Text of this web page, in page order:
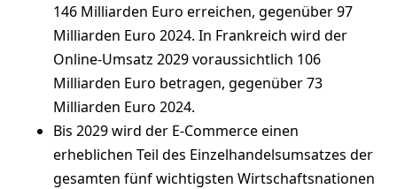
146 Milliarden Euro erreichen, gegenüber 97
Milliarden Euro 2024. In Frankreich wird der
Online-Umsatz 2029 voraussichtlich 106
Milliarden Euro betragen, gegenüber 73
Milliarden Euro 2024.
Bis 2029 wird der E-Commerce einen
erheblichen Teil des Einzelhandelsumsatzes der
gesamten fünf wichtigsten Wirtschaftsnationen